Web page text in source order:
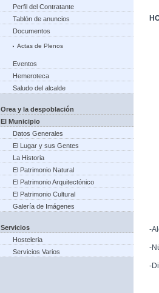
Perfil del Contratante
Tablón de anuncios
Documentos
Actas de Plenos
Eventos
Hemeroteca
Saludo del alcalde
Orea y la despoblación
El Municipio
Datos Generales
El Lugar y sus Gentes
La Historia
El Patrimonio Natural
El Patrimonio Arquitectónico
El Patrimonio Cultural
Galería de Imágenes
Servicios
Hosteleria
Servicios Varios
-
-
-